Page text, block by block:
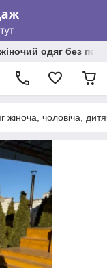
одяг без
чоловіча,